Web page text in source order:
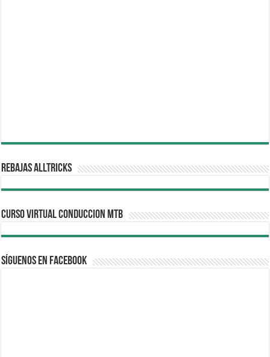
REBAJAS ALLTRICKS
CURSO VIRTUAL CONDUCCION MTB
Síguenos en Facebook